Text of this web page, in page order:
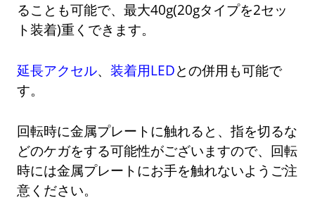
ることも可能で、最大40g(20gタイプを2セッ
ト装着)重くできます。
延長アクセル、装着用LEDとの併用も可能で
す。
回転時に金属プレートに触れると、指を切るな
どのケガをする可能性がございますので、回転
時には金属プレートにお手を触れないようご注
意ください。